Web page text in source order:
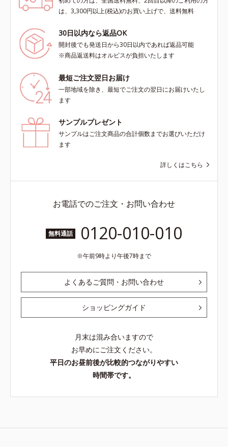
は、3,300円以上(税込)のお買い上げで、送料無料
30日以内なら返品OK
開封後でも発送日から30日以内であれば返品可能
※商品返送料はオルビスが負担いたします
最短ご注文翌日お届け
一部地域を除き、最短でご注文の翌日にお届けいたし
ます
サンプルプレゼント
サンプルはご注文商品の合計個数までお選びいただけ
ます
詳しくはこちら
お電話でのご注文・お問い合わせ
無料通話 0120-010-010
午前9時より午後7時まで
よくあるご質問・お問い合わせ
ショッピングガイド
月末は混み合いますので
お早めにご注文ください。
平日のお昼前後が比較的つながりやすい
時間帯です。